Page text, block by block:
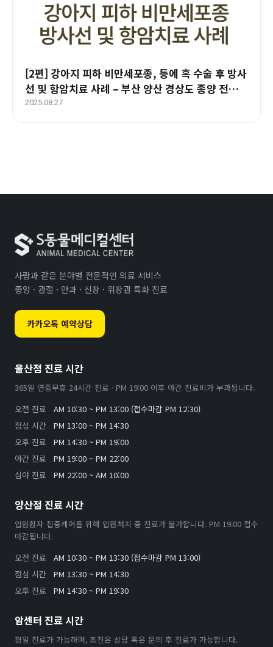
[2편] 강아지 피하 비만세포종, 등에 혹 수술 후 방사
선 및 항암치료 사례 – 부산 양산 경상도 종양 전문
에스동물암센터
2025.08.27
사람과 같은 분야별 전문적인 의료 서비스
종양 · 관절 · 안과 · 신장 · 위장관 특화 진료
카카오톡 예약상담
울산점 진료 시간
365일 연중무휴 24시간 진료 · PM 19:00 이후 야간 진료비가 부과됩니다.
오전 진료
AM 10:30 ~ PM 13:00 (접수마감 PM 12:30)
점심 시간
PM 13:00 ~ PM 14:30
오후 진료
PM 14:30 ~ PM 19:00
야간 진료
PM 19:00 ~ PM 22:00
심야 진료
PM 22:00 ~ AM 10:00
양산점 진료 시간
입원환자 집중케어를 위해 입원처치 중 진료가 불가합니다. PM 19:00 접수
마감됩니다.
오전 진료
AM 10:30 ~ PM 13:30 (접수마감 PM 13:00)
점심 시간
PM 13:30 ~ PM 14:30
오후 진료
PM 14:30 ~ PM 19:30
암센터 진료 시간
평일 진료가 가능하며, 초진은 상담 혹은 문의 후 진료가 가능합니다.